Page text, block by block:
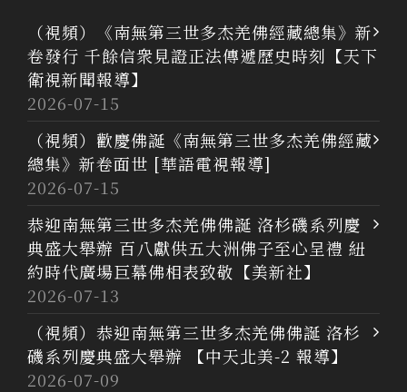
（視頻）《南無第三世多杰羌佛經藏總集》新
卷發行 千餘信衆見證正法傳遞歷史時刻【天下
衛視新聞報導】
2026-07-15
（視頻）歡慶佛誕《南無第三世多杰羌佛經藏
總集》新卷面世 [華語電視報導]
2026-07-15
恭迎南無第三世多杰羌佛佛誕 洛杉磯系列慶
典盛大舉辦 百八獻供五大洲佛子至心呈禮 紐
約時代廣場巨幕佛相表致敬【美新社】
2026-07-13
（視頻）恭迎南無第三世多杰羌佛佛誕 洛杉
磯系列慶典盛大舉辦 【中天北美-2 報導】
2026-07-09